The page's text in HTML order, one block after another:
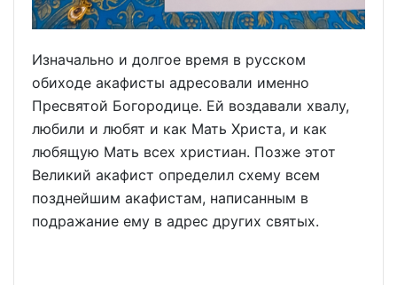
Изначально и долгое время в русском
обиходе акафисты адресовали именно
Пресвятой Богородице. Ей воздавали хвалу,
любили и любят и как Мать Христа, и как
любящую Мать всех христиан. Позже этот
Великий акафист определил схему всем
позднейшим акафистам, написанным в
подражание ему в адрес других святых.